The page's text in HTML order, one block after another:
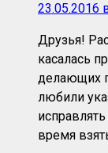
23.05.2016
Друзья!
касалась
делающих
любили
время